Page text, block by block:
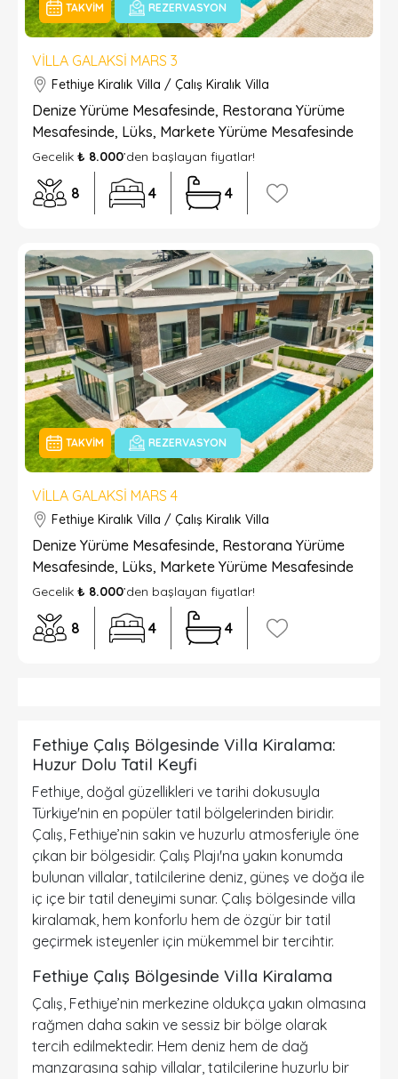
TAKVIM REZERVASYON
VILLA GALAKSI MARS 3
Fethiye Kiralık Villa / Çalış Kiralık Villa
Denize Yürüme Mesafesinde, Restorana Yürüme
Mesafesinde, Lüks, Markete Yürüme Mesafesinde
Gecelik ₺ 8.000’den başlayan fiyatlar!
8 4 4
TAKVIM REZERVASYON
VILLA GALAKSI MARS 4
Fethiye Kiralık Villa / Çalış Kiralık Villa
Denize Yürüme Mesafesinde, Restorana Yürüme
Mesafesinde, Lüks, Markete Yürüme Mesafesinde
Gecelik ₺ 8.000’den başlayan fiyatlar!
8 4 4
Fethiye Çalış Bölgesinde Villa Kiralama:
Huzur Dolu Tatil Keyfi
Fethiye, doğal güzellikleri ve tarihi dokusuyla
Türkiye'nin en popüler tatil bölgelerinden biridir.
Çalış, Fethiye’nin sakin ve huzurlu atmosferiyle öne
çıkan bir bölgesidir. Çalış Plajı'na yakın konumda
bulunan villalar, tatilcilerine deniz, güneş ve doğa ile
iç içe bir tatil deneyimi sunar. Çalış bölgesinde villa
kiralamak, hem konforlu hem de özgür bir tatil
geçirmek isteyenler için mükemmel bir tercihtir.
Fethiye Çalış Bölgesinde Villa Kiralama
Çalış, Fethiye’nin merkezine oldukça yakın olmasına
rağmen daha sakin ve sessiz bir bölge olarak
tercih edilmektedir. Hem deniz hem de dağ
manzarasına sahip villalar, tatilcilerine huzurlu bir